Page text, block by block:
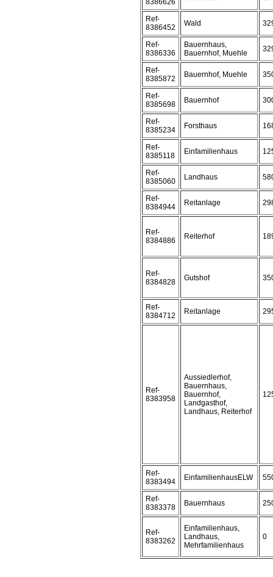
8386626
Ref-
8386452
Wald
Ref-
8386336
Bauernhaus,
Bauernhof, Muehle
Ref-
8385872
Bauernhof, Muehle
Ref-
8385698
Bauernhof
Ref-
8385234
Forsthaus
Ref-
8385118
Einfamilienhaus
Ref-
8385060
Landhaus
Ref-
8384944
Reitanlage
Ref-
8384886
Reiterhof
Ref-
8384828
Gutshof
Ref-
8384712
Reitanlage
Ref-
8383958
Aussiedlerhof,
Bauernhaus,
Bauernhof,
Landgasthof,
Landhaus, Reiterhof
Ref-
8383494
EinfamilienhausELW
Ref-
8383378
Bauernhaus
Ref-
8383262
Einfamilienhaus,
Landhaus,
Mehrfamilienhaus
0